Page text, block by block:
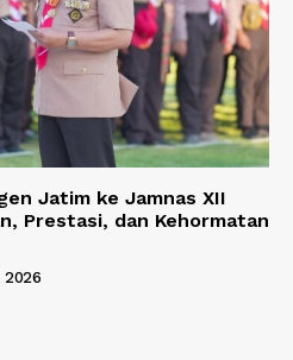
Jatim ke Jamnas XII
Prestasi, dan Kehormatan
2026